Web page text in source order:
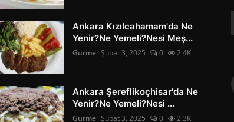
Ankara Kızılcahamam'da Ne
Yenir?Ne Yemeli?Nesi Meş...
Gurme Şubat 3, 2025 0 2.4K
Ankara Şereflikoçhisar'da Ne
Yenir?Ne Yemeli?Nesi ...
Gurme Şubat 3, 2025 0 2.3K